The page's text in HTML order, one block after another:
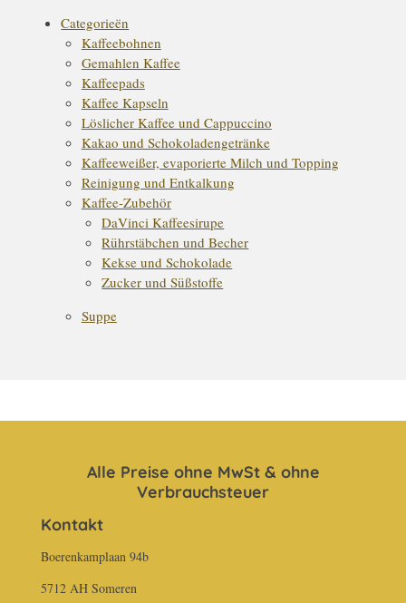
Categorieën
Kaffeebohnen
Gemahlen Kaffee
Kaffeepads
Kaffee Kapseln
Löslicher Kaffee und Cappuccino
Kakao und Schokoladengetränke
Kaffeeweißer, evaporierte Milch und Topping
Reinigung und Entkalkung
Kaffee-Zubehör
DaVinci Kaffeesirupe
Rührstäbchen und Becher
Kekse und Schokolade
Zucker und Süßstoffe
Suppe
Alle Preise ohne MwSt & ohne
Verbrauchsteuer
Kontakt
Boerenkamplaan 94b
5712 AH Someren